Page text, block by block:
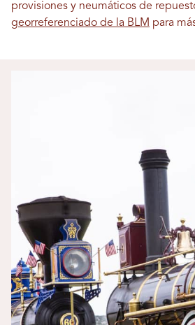
provisiones y neumáticos de
georreferenciado de la BLM para